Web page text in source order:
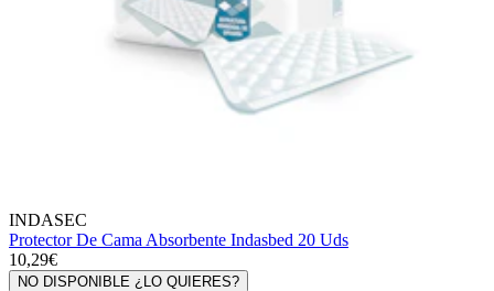
INDASEC
Protector De Cama Absorbente Indasbed 20 Uds
10,29€
NO DISPONIBLE ¿LO QUIERES?